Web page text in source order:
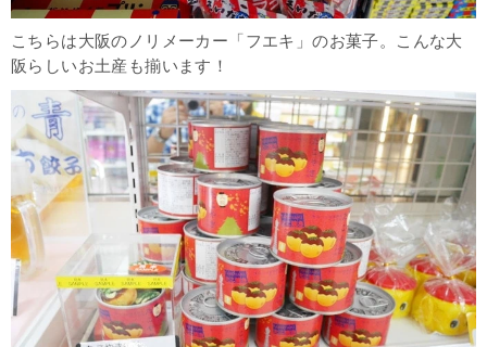
こちらは大阪のノリメーカー「フエキ」のお菓子。こんな大
阪らしいお土産も揃います！